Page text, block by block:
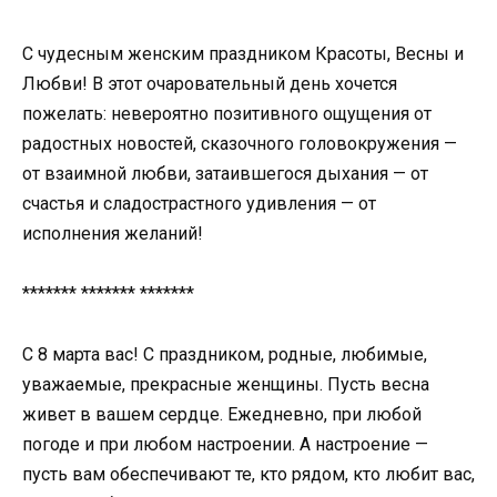
С чудесным женским праздником Красоты, Весны и
Любви! В этот очаровательный день хочется
пожелать: невероятно позитивного ощущения от
радостных новостей, сказочного головокружения —
от взаимной любви, затаившегося дыхания — от
счастья и сладострастного удивления — от
исполнения желаний!
******* ******* *******
С 8 марта вас! С праздником, родные, любимые,
уважаемые, прекрасные женщины. Пусть весна
живет в вашем сердце. Ежедневно, при любой
погоде и при любом настроении. А настроение —
пусть вам обеспечивают те, кто рядом, кто любит вас,